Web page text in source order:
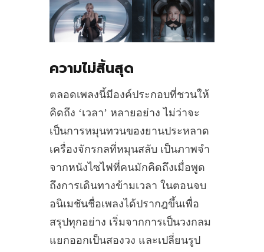
ความไม่สิ้นสุด
ตลอดเพลงนี้มีองค์ประกอบที่ชวนให้
คิดถึง ‘เวลา’ หลายอย่าง ไม่ว่าจะ
เป็นการหมุนทวนของยานประหลาด
เครื่องจักรกลที่หมุนสลับ เป็นภาพจำ
จากหนังไซไฟที่คนมักคิดถึงเมื่อพูด
ถึงการเดินทางข้ามเวลา ในตอนจบ
อนิเมชันชื่อเพลงได้ปรากฎขึ้นเพื่อ
สรุปทุกอย่าง เริ่มจากการเป็นวงกลม
แยกออกเป็นสองวง และเปลี่ยนรูป